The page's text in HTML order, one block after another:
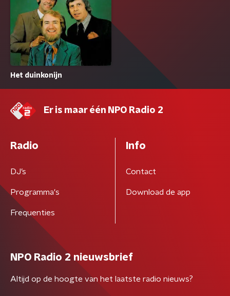
Het duinkonijn
Er is maar één NPO Radio 2
Radio
DJ’s
Programma's
Frequenties
Info
Contact
Download de app
NPO Radio 2 nieuwsbrief
Altijd op de hoogte van het laatste radio nieuws?